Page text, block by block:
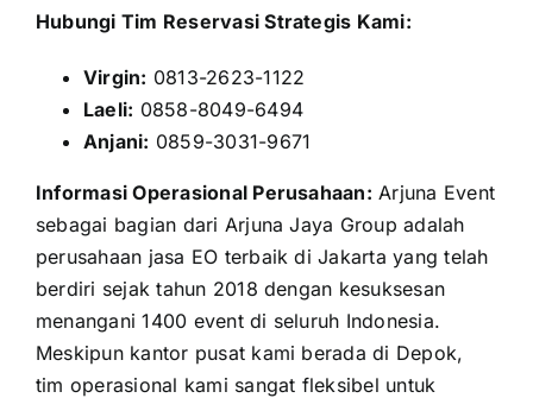
Hubungi Tim Reservasi Strategis Kami:
Virgin: 0813-2623-1122
Laeli: 0858-8049-6494
Anjani: 0859-3031-9671
Informasi Operasional Perusahaan: Arjuna Event
sebagai bagian dari Arjuna Jaya Group adalah
perusahaan jasa EO terbaik di Jakarta yang telah
berdiri sejak tahun 2018 dengan kesuksesan
menangani 1400 event di seluruh Indonesia.
Meskipun kantor pusat kami berada di Depok,
tim operasional kami sangat fleksibel untuk